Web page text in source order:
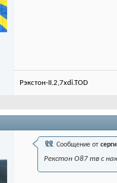
Рэкстон-II.2,7xdi.TOD
Сообщение от
Рекстон О87 тв с